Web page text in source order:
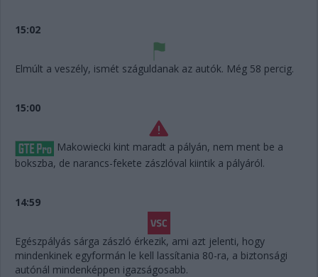
15:02
Elmúlt a veszély, ismét száguldanak az autók. Még 58 percig.
15:00
Makowiecki kint maradt a pályán, nem ment be a
bokszba, de narancs-fekete zászlóval kiintik a pályáról.
14:59
Egészpályás sárga zászló érkezik, ami azt jelenti, hogy
mindenkinek egyformán le kell lassítania 80-ra, a biztonsági
autónál mindenképpen igazságosabb.